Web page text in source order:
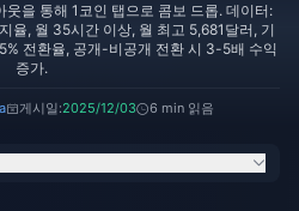
을 통해 1코인 탭으로 콤보 드롭. 데이터:
율, 월 35시간 이상, 월 최고 5,681달러, 기
전환율, 공개-비공개 전환 시 3-5배 수익
증가.
게시일:2025/12/03 6 min 읽음